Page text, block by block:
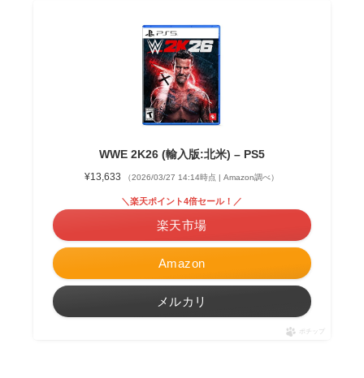
WWE 2K26 (輸入版:北米) – PS5
¥13,633 （2026/03/27 14:14時点 | Amazon調べ）
Amazon
＼楽天ポイント4倍セール！／
楽天市場
メルカリ
ポチップ